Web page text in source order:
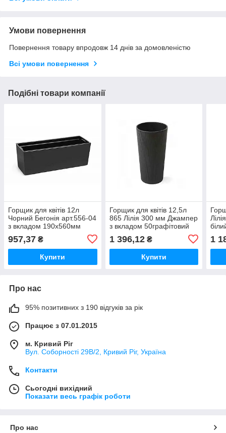
Умови повернення
Повернення товару впродовж 14 днів за домовленістю
Всі умови повернення
Подібні товари компанії
Горщик для квітів 12л
Чорний Бегонія арт.556-04
з вкладом 190х560мм
957,37 ₴
Купити
Горщик для квітів 12,5л
865 Лілія 300 мм Джампер
з вкладом 50графітовий
1 396,12₴
Купити
1
Про нас
95% позитивних з 190 відгуків за рік
Працює з 07.01.2015
м. Кривий Ріг
Вул. Соборності 29В/2, Кривий Ріг, Україна
Контакти
Сьогодні вихідний
Показати весь графік роботи
Про нас